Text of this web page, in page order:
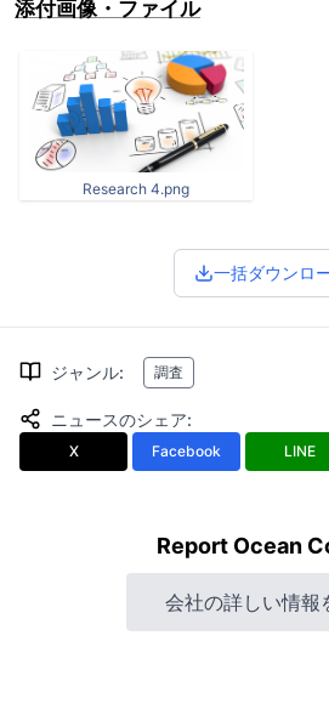
添付画像・ファイル
Research 4.png
一括ダウンロ
ジャンル: 調査
ニュースのシェア:
X Facebook LINE
Report Ocean
会社の詳しい情報